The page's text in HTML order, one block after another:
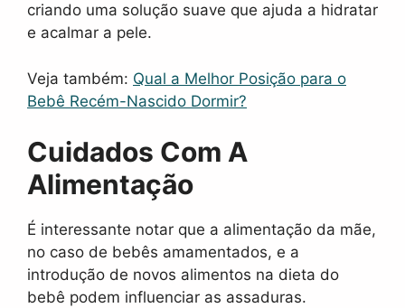
criando uma solução suave que ajuda a hidratar
e acalmar a pele.
Veja também: Qual a Melhor Posição para o
Bebê Recém-Nascido Dormir?
Cuidados Com A
Alimentação
É interessante notar que a alimentação da mãe,
no caso de bebês amamentados, e a
introdução de novos alimentos na dieta do
bebê podem influenciar as assaduras.